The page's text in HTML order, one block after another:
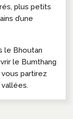
plus petits
d’une
le Bhoutan
le Bumthang
vous partirez